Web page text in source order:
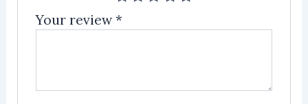
Your review*